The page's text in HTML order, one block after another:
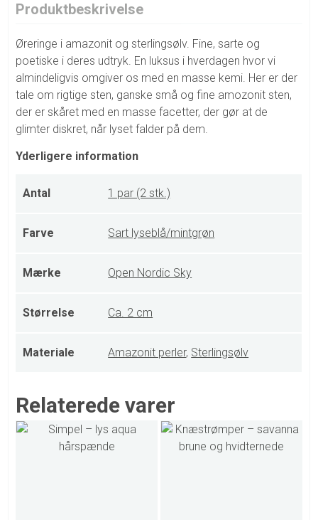
Produktbeskrivelse
Øreringe i amazonit og sterlingsølv. Fine, sarte og
poetiske i deres udtryk. En luksus i hverdagen hvor vi
almindeligvis omgiver os med en masse kemi. Her er der
tale om rigtige sten, ganske små og fine amozonit sten,
der er skåret med en masse facetter, der gør at de
glimter diskret, når lyset falder på dem.
Yderligere information
Antal 1 par (2 stk.)
Farve Sart lyseblå/mintgrøn
Mærke Open Nordic Sky
Størrelse Ca. 2 cm
Materiale Amazonit perler, Sterlingsølv
Relaterede varer